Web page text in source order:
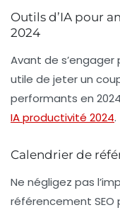
Outils d’IA pour
2024
Avant de
utile de jeter un
performants en
IA productivité 2024.
Calendrier de
Ne négligez pas
référencement SEO